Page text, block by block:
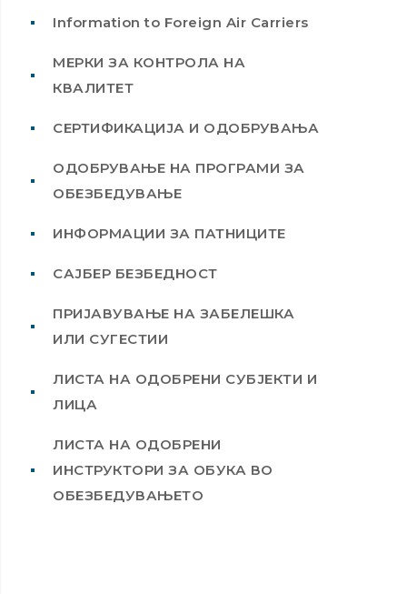
Information to Foreign Air Carriers
МЕРКИ ЗА КОНТРОЛА НА
КВАЛИТЕТ
СЕРТИФИКАЦИЈА И ОДОБРУВАЊА
ОДОБРУВАЊЕ НА ПРОГРАМИ ЗА
ОБЕЗБЕДУВАЊЕ
ИНФОРМАЦИИ ЗА ПАТНИЦИТЕ
САЈБЕР БЕЗБЕДНОСТ
ПРИЈАВУВАЊЕ НА ЗАБЕЛЕШКА
ИЛИ СУГЕСТИИ
ЛИСТА НА ОДОБРЕНИ СУБЈЕКТИ И
ЛИЦА
ЛИСТА НА ОДОБРЕНИ
ИНСТРУКТОРИ ЗА ОБУКА ВО
ОБЕЗБЕДУВАЊЕТО